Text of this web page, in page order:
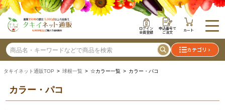
ログイン
会員登録
申込番号で
ご注文 カート
カテゴリ
タキイネット通販TOP > 球根一覧 > ☆カラー一覧 > カラー・パコ
カラー・パコ